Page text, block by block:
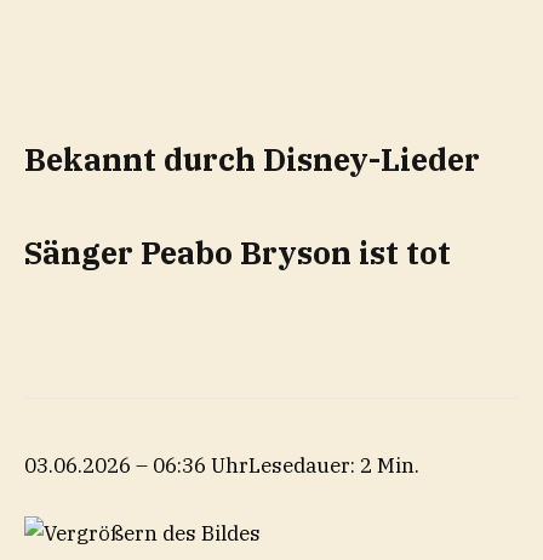
Bekannt durch Disney-Lieder
Sänger Peabo Bryson ist tot
03.06.2026 – 06:36 UhrLesedauer: 2 Min.